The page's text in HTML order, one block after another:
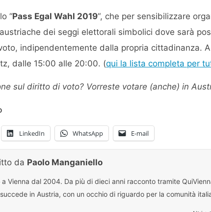
“Pass Egal Wahl 2019“, che per sensibilizzare
dei seggi elettorali simbolici dove sarà
indipendentemente dalla propria cittadinanza.
dalle 15:00 alle 20:00. (qui la lista completa per
sul diritto di voto? Vorreste votare (anche) in
LinkedIn WhatsApp E-mail
da Paolo Manganiello
a Vienna dal 2004. Da più di dieci anni racconto tramite
in Austria, con un occhio di riguardo per la comunità